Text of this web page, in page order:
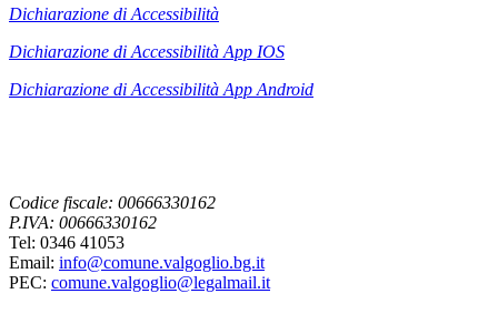
Dichiarazione di Accessibilità
Dichiarazione di Accessibilità App IOS
Dichiarazione di Accessibilità App Android
Codice fiscale: 00666330162
P.IVA: 00666330162
Tel: 0346 41053
Email: info@comune.valgoglio.bg.it
PEC: comune.valgoglio@legalmail.it